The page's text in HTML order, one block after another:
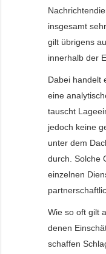
insgesamt
gilt übrigens
innerhalb der
Dabei handelt
eine
tauscht
jedoch keine
unter dem
durch. Solche
einzelnen
Wie so oft gilt
denen
schaffen